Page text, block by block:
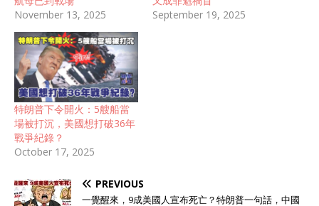
November 13, 2025
September 19, 2025
特朗普下令開火：5艘船當
場被打沉，美國想打破36年
戰爭紀錄？
October 17, 2025
PREVIOUS
一覺醒來，9成美國人宣布死亡？特朗普一句話，中國